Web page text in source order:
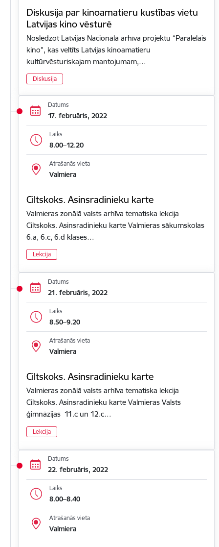
Diskusija par kinoamatieru kustības vietu
Latvijas kino vēsturē
Noslēdzot Latvijas Nacionālā arhīva projektu “Paralēlais
kino”, kas veltīts Latvijas kinoamatieru
kultūrvēsturiskajam mantojumam,…
Diskusija
Datums
17. februāris, 2022
Laiks
8.00–12.20
Atrašanās vieta
Valmiera
Ciltskoks. Asinsradinieku karte
Valmieras zonālā valsts arhīva tematiska lekcija
Ciltskoks. Asinsradinieku karte Valmieras sākumskolas
6.a, 6.c, 6.d klases…
Lekcija
Datums
21. februāris, 2022
Laiks
8.50–9.20
Atrašanās vieta
Valmiera
Ciltskoks. Asinsradinieku karte
Valmieras zonālā valsts arhīva tematiska lekcija
Ciltskoks. Asinsradinieku karte Valmieras Valsts
ģimnāzijas 11.c un 12.c…
Lekcija
Datums
22. februāris, 2022
Laiks
8.00–8.40
Atrašanās vieta
Valmiera